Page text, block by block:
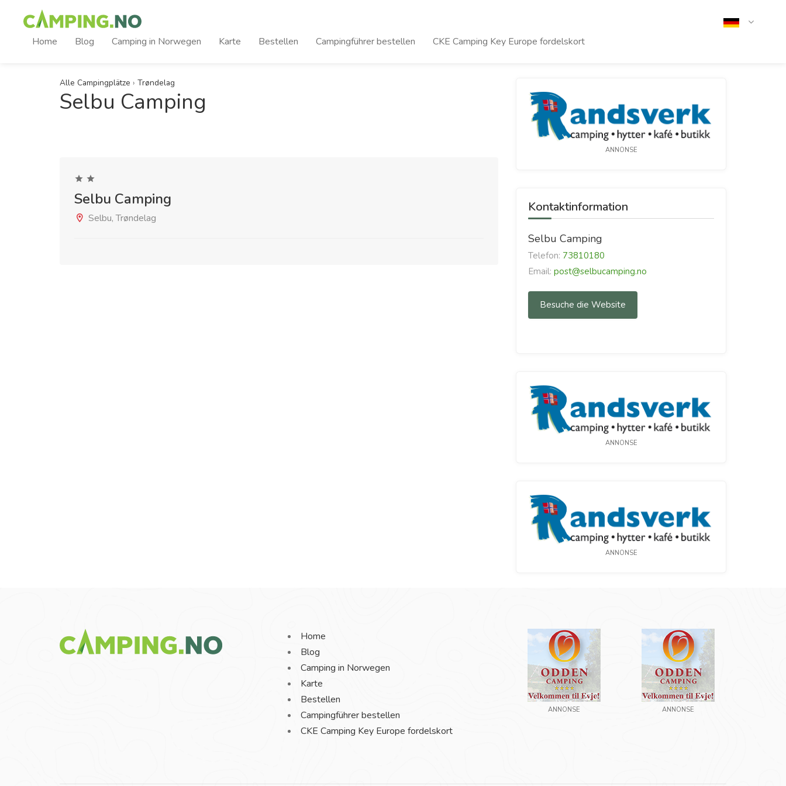
Home Blog Camping in Norwegen Karte Bestellen Campingführer bestellen CKE Camping Key Europe fordelskort
Alle Campingplätze › Trøndelag
Selbu Camping
Selbu Camping
Selbu, Trøndelag
ANNONSE
Kontaktinformation
Selbu Camping
Telefon: 73810180
Email: post@selbucamping.no
Besuche die Website
ANNONSE
ANNONSE
Home
Blog
Camping in Norwegen
Karte
Bestellen
Campingführer bestellen
CKE Camping Key Europe fordelskort
ANNONSE ANNONSE